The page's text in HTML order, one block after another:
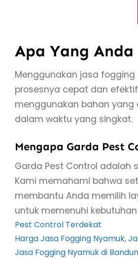
Apa Yang
Menggunakan jasa fogging
prosesnya cepat dan
menggunakan bahan yang
dalam waktu yang singkat.
Mengapa Garda Pest
Garda Pest Control adalah
Kami memahami bahwa
membantu Anda memilih
untuk memenuhi
Pest Control Terdekat
Harga Jasa Fogging Nyamuk,
Jasa Fogging Nyamuk di